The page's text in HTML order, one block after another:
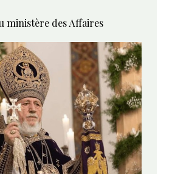
ministère des Affaires